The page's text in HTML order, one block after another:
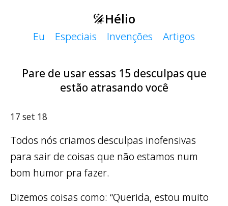
Hélio
Eu Especiais Invenções Artigos
Pare de usar essas 15 desculpas que
estão atrasando você
17 set 18
Todos nós criamos desculpas inofensivas
para sair de coisas que não estamos num
bom humor pra fazer.
Dizemos coisas como: “Querida, estou muito